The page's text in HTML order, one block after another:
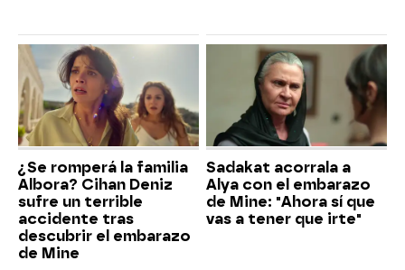
¿Se romperá la familia
Albora? Cihan Deniz
sufre un terrible
accidente tras
descubrir el embarazo
de Mine
Sadakat acorrala a
Alya con el embarazo
de Mine: "Ahora sí que
vas a tener que irte"